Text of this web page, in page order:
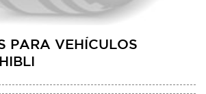
PARA VEHÍCULOS